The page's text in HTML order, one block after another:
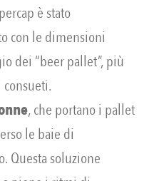
è stato
con le dimensioni
dei “beer pallet”, più
, che portano i pallet
le baie di
Questa soluzione